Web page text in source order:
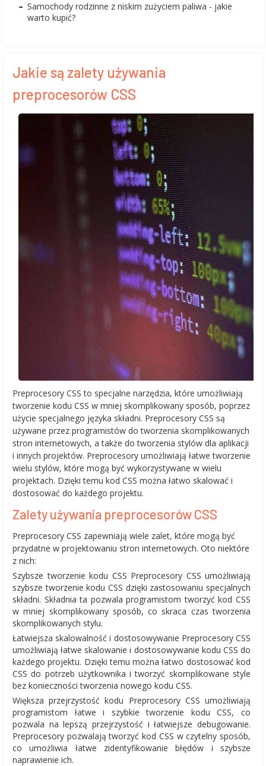
Samochody rodzinne z niskim zużyciem paliwa - jakie
warto kupić?
Jakie są zalety używania
preprocesorów CSS
Preprocesory CSS to specjalne narzędzia, które umożliwiają
tworzenie kodu CSS w mniej skomplikowany sposób, poprzez
użycie specjalnego języka składni. Preprocesory CSS są
używane przez programistów do tworzenia skomplikowanych
stron internetowych, a także do tworzenia stylów dla aplikacji
i innych projektów. Preprocesory umożliwiają łatwe tworzenie
wielu stylów, które mogą być wykorzystywane w wielu
projektach. Dzięki temu kod CSS można łatwo skalować i
dostosować do każdego projektu.
Zalety używania preprocesorów CSS
Preprocesory CSS zapewniają wiele zalet, które mogą być
przydatne w projektowaniu stron internetowych. Oto niektóre
z nich:
Szybsze tworzenie kodu CSS Preprocesory CSS umożliwiają
szybsze tworzenie kodu CSS dzięki zastosowaniu specjalnych
składni. Składnia ta pozwala programistom tworzyć kod CSS
w mniej skomplikowany sposób, co skraca czas tworzenia
skomplikowanych stylu.
Łatwiejsza skalowalność i dostosowywanie Preprocesory CSS
umożliwiają łatwe skalowanie i dostosowywanie kodu CSS do
każdego projektu. Dzięki temu można łatwo dostosować kod
CSS do potrzeb użytkownika i tworzyć skomplikowane style
bez konieczności tworzenia nowego kodu CSS.
Większa przejrzystość kodu Preprocesory CSS umożliwiają
programistom łatwe i szybkie tworzenie kodu CSS, co
pozwala na lepszą przejrzystość i łatwiejsze debugowanie.
Preprocesory pozwalają tworzyć kod CSS w czytelny sposób,
co umożliwia łatwe zidentyfikowanie błędów i szybsze
naprawienie ich.